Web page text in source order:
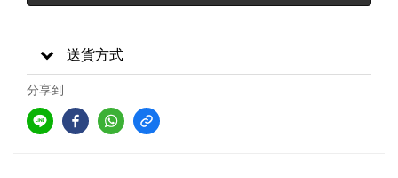
送貨方式
分享到